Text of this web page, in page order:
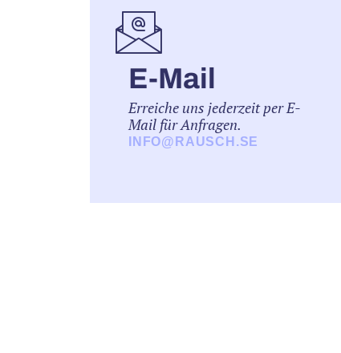
E-Mail
Erreiche uns jederzeit per E-
Mail für Anfragen.
INFO@RAUSCH.SE